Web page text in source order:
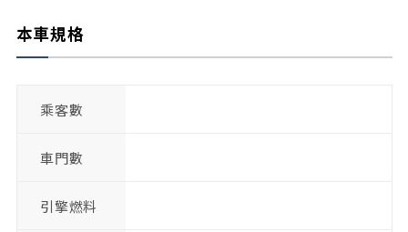
本車規格
乘客數
車門數
引擎燃料